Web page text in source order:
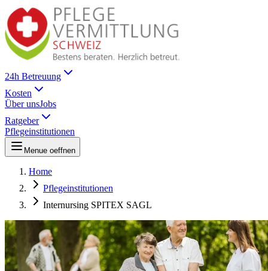
24h Betreuung
Kosten
Über unsJobs
Ratgeber
Pflegeinstitutionen
Menue oeffnen
Home
Pflegeinstitutionen
Internursing SPITEX SAGL